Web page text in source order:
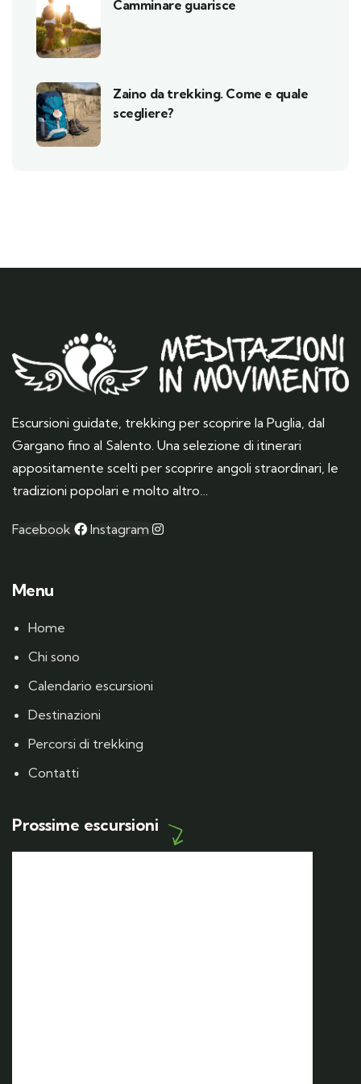
Camminare guarisce
Zaino da trekking. Come e quale
scegliere?
Escursioni guidate, trekking per scoprire la Puglia, dal
Gargano fino al Salento. Una selezione di itinerari
appositamente scelti per scoprire angoli straordinari, le
tradizioni popolari e molto altro…
Facebook Instagram
Menu
Home
Chi sono
Calendario escursioni
Destinazioni
Percorsi di trekking
Contatti
Prossime escursioni